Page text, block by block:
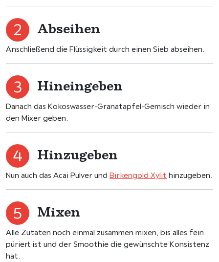
Abseihen
Anschließend die Flüssigkeit durch einen Sieb abseihen.
Hineingeben
Danach das Kokoswasser-Granatapfel-Gemisch wieder in
den Mixer geben.
Hinzugeben
Nun auch das Acai Pulver und Birkengold Xylit hinzugeben.
Mixen
Alle Zutaten noch einmal zusammen mixen, bis alles fein
püriert ist und der Smoothie die gewünschte Konsistenz
hat.